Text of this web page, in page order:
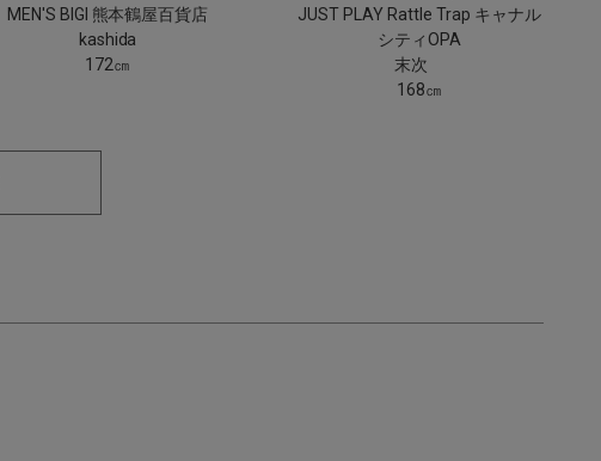
MEN'S BIGI 熊本鶴屋百貨店
kashida
172㎝
JUST PLAY Rattle Trap キャナル
シティOPA
末次
168㎝